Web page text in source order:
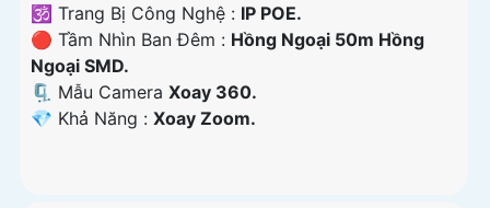
🕉️ Trang Bị Công Nghệ : IP POE.
🔴 Tầm Nhìn Ban Đêm : Hồng Ngoại 50m Hồng
Ngoại SMD.
🗜️ Mẫu Camera Xoay 360.
️💎 Khả Năng : Xoay Zoom.